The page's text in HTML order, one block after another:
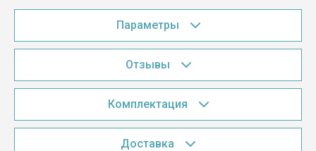
Параметры
Отзывы
Комплектация
Доставка